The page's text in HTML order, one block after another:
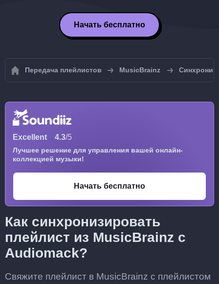
Начать бесплатно
Передача плейлистов MusicBrainz
Excellent 4.3/5
Лучшее решение для управления вашей онлайн-
коллекцией музыки!
Начать бесплатно
Как синхронизировать
плейлист из MusicBrainz с
Audiomack?
Свяжите плейлист в MusicBrainz с плейлистом